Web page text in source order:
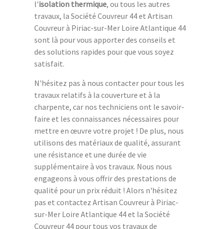
l'isolation thermique, ou tous les autres
travaux, la Société Couvreur 44 et Artisan
Couvreur à Piriac-sur-Mer Loire Atlantique 44
sont là pour vous apporter des conseils et
des solutions rapides pour que vous soyez
satisfait.
N'hésitez pas à nous contacter pour tous les
travaux relatifs à la couverture et à la
charpente, car nos techniciens ont le savoir-
faire et les connaissances nécessaires pour
mettre en œuvre votre projet ! De plus, nous
utilisons des matériaux de qualité, assurant
une résistance et une durée de vie
supplémentaire à vos travaux. Nous nous
engageons à vous offrir des prestations de
qualité pour un prix réduit ! Alors n'hésitez
pas et contactez Artisan Couvreur à Piriac-
sur-Mer Loire Atlantique 44 et la Société
Couvreur 44 pour tous vos travaux de